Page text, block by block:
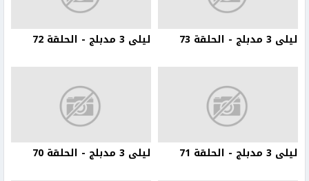
ليلى 3 مدبلج - الحلقة 73 ليلى 3 مدبلج - الحلقة 72
ليلى 3 مدبلج - الحلقة 71 ليلى 3 مدبلج - الحلقة 70